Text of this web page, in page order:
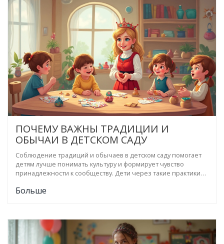
семейных ценностей. Также будут рассмотрены советы по
внедрению традиций в повседневную жизнь детских садов.
ПОЧЕМУ ВАЖНЫ ТРАДИЦИИ И
ОБЫЧАИ В ДЕТСКОМ САДУ
Соблюдение традиций и обычаев в детском саду помогает
детям лучше понимать культуру и формирует чувство
принадлежности к сообществу. Дети через такие практики
того, занятия с традициями могут быть увлекательными и
возрасте.
Больше